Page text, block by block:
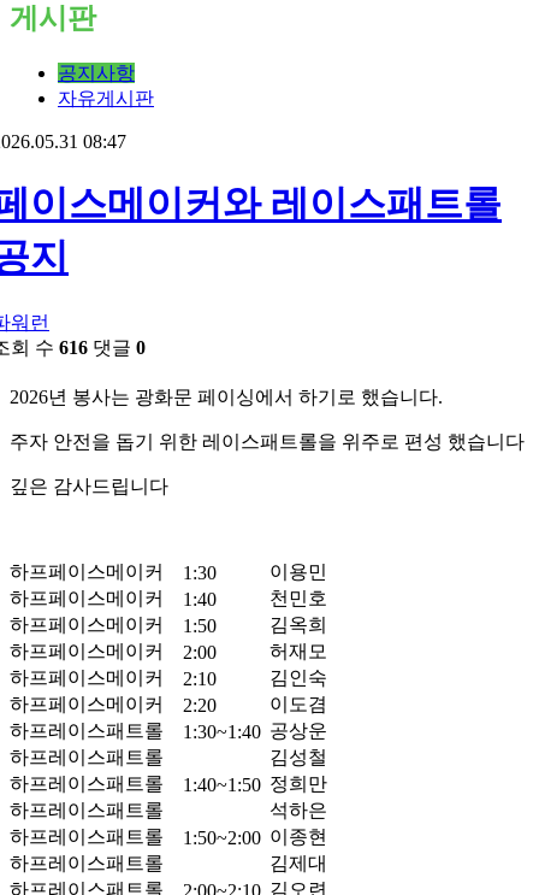
게시판
공지사항
자유게시판
08:47
이스메이커와 레이스패트롤
지
워런
회 수 616 댓글 0
2026년 봉사는 광화문 페이싱에서 하기로 했습니다.
주자 안전을 돕기 위한 레이스패트롤을 위주로 편성 했습니다
깊은 감사드립니다
하프페이스메이커 1:30
이용민
하프페이스메이커
1:40
천민호
하프페이스메이커
1:50
김옥희
하프페이스메이커
2:00
허재모
하프페이스메이커
2:10
김인숙
하프페이스메이커
2:20
이도겸
하프레이스패트롤
1:30~1:40 공상운
하프레이스패트롤
김성철
하프레이스패트롤
1:40~1:50 정희만
하프레이스패트롤
석하은
하프레이스패트롤
1:50~2:00 이종현
하프레이스패트롤
김제대
하프레이스패트롤
2:00~2:10 김오련